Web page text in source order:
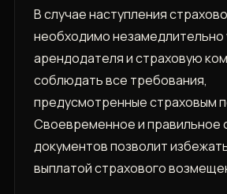
В случае наступления
необходимо незамедлительно
арендодателя и страховую
соблюдать все требования,
предусмотренные страховым
Своевременное и правильное
документов позволит
выплатой страхового